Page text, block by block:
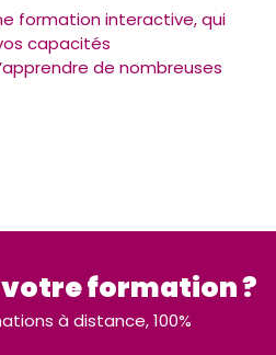
formation interactive, qui
capacités
de nombreuses
formation ?
à distance, 100%